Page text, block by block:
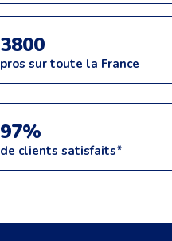
3800
pros sur toute la France
97%
de clients satisfaits*